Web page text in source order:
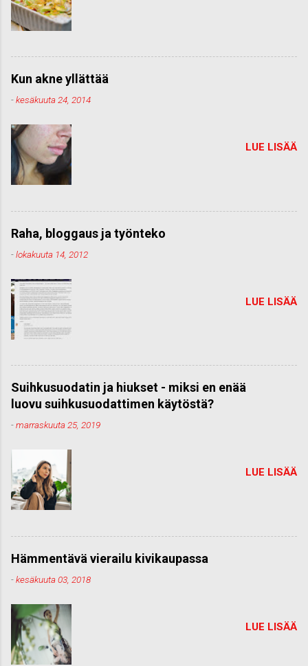
Kun akne yllättää
-kesäkuuta 24, 2014
LUE LISÄÄ
Raha, bloggaus ja työnteko
-lokakuuta 14, 2012
LUE LISÄÄ
Suihkusuodatin ja hiukset - miksi en enää
luovu suihkusuodattimen käytöstä?
-marraskuuta 25, 2019
LUE LISÄÄ
Hämmentävä vierailu kivikaupassa
-kesäkuuta 03, 2018
LUE LISÄÄ